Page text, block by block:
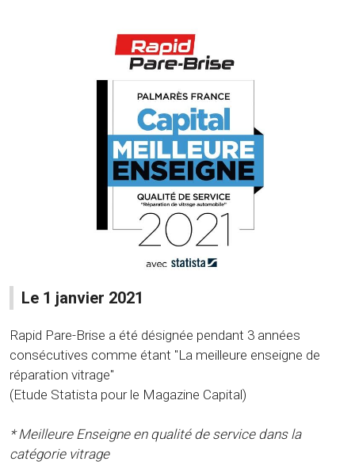
Le 1 janvier 2021
Rapid Pare-Brise a été désignée pendant 3 années
consécutives comme étant "La meilleure enseigne de
réparation vitrage"
(Etude Statista pour le Magazine Capital)
* Meilleure Enseigne en qualité de service dans la
catégorie vitrage